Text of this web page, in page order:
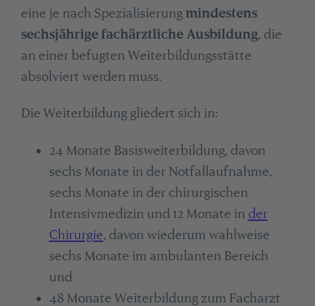
eine je nach Spezialisierung mindestens
sechsjährige fachärztliche Ausbildung, die
an einer befugten Weiterbildungsstätte
absolviert werden muss.
Die Weiterbildung gliedert sich in:
24 Monate Basisweiterbildung, davon
sechs Monate in der Notfallaufnahme,
sechs Monate in der chirurgischen
Intensivmedizin und 12 Monate in der
Chirurgie, davon wiederum wahlweise
sechs Monate im ambulanten Bereich
und
48 Monate Weiterbildung zum Facharzt